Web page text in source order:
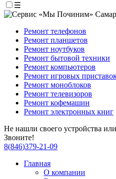
☰
Ремонт телефонов
Ремонт планшетов
Ремонт ноутбуков
Ремонт бытовой техники
Ремонт компьютеров
Ремонт игровых
Ремонт моноблоков
Ремонт телевизоров
Ремонт кофемашин
Ремонт электронных книг
Не нашли своего устройства
Звоните!
8(846)379-21-09
Главная
О компании